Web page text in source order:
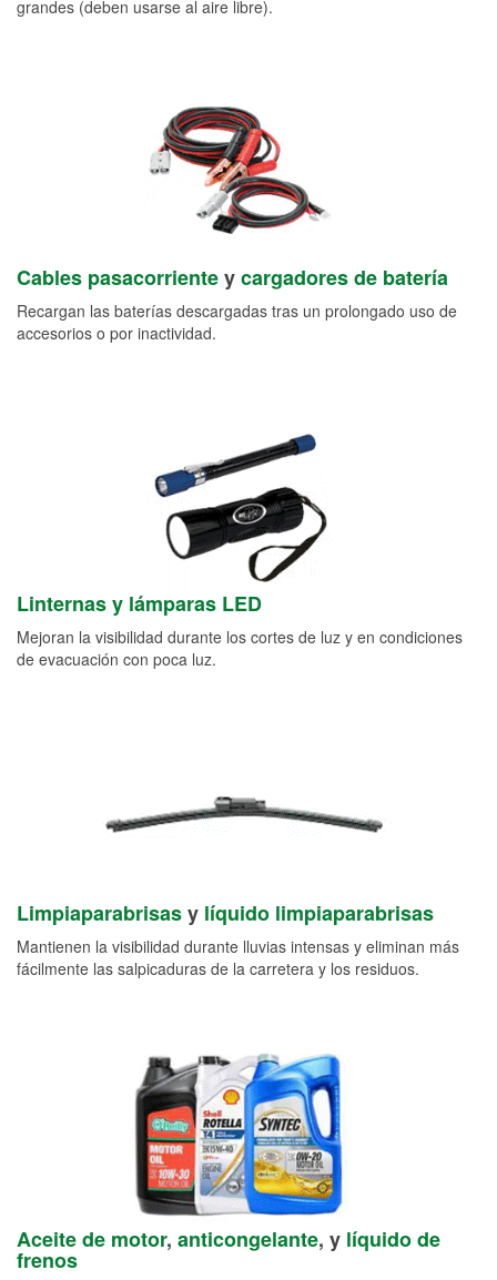
grandes (deben usarse al aire libre).
Cables pasacorrienteycargadores de batería
Recargan las baterías descargadas tras un prolongado uso de
accesorios o por inactividad.
Linternas y lámparas LED
Mejoran la visibilidad durante los cortes de luz y en condiciones
de evacuación con poca luz.
Limpiaparabrisasy líquido limpiaparabrisas
Mantienen la visibilidad durante lluvias intensas y eliminan más
fácilmente las salpicaduras de la carretera y los residuos.
Aceite de motor, anticongelante, y líquido de
frenos